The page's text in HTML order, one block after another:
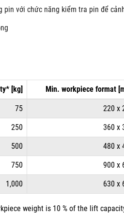
pin với chức năng kiểm tra pin để
[kg] Min. workpiece format
75 220 x
250 360 x
500 480 x
750 900 x
1,000 630 x
weight is 10 % of the lift